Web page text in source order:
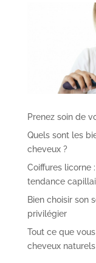
Prenez soin de
Quels sont les
cheveux ?
Coiffures licorne
tendance
Bien choisir son
privilégier
Tout ce que
cheveux naturels